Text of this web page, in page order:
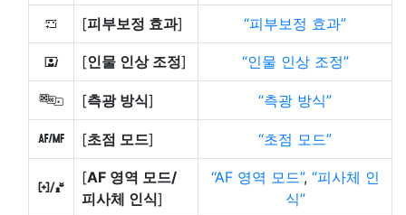
h [피부보정 효과] 피부보정 효과
i [인물 인상 조정] 인물 인상 조정
w [측광 방식] 측광 방식
s [초점 모드] 초점 모드
7
[AF 영역 모드/
피사체 인식]
AF 영역 모드 , 피사체 인
식